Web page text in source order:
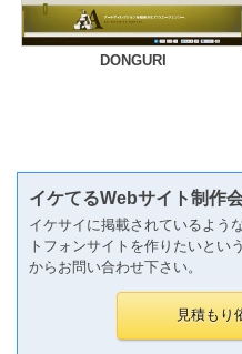
DONGURI
イケてるWebサイト制作
イケサイに掲載されているよう
トフォンサイトを作りたいとい
からお問い合わせ下さい。